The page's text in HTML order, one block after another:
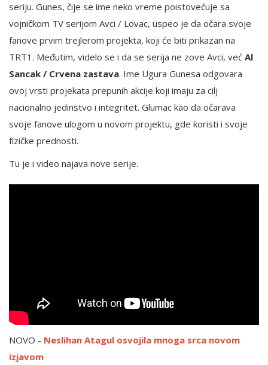
seriju. Gunes, čije se ime neko vreme poistovećuje sa
vojničkom TV serijom Avci / Lovac, uspeo je da očara svoje
fanove prvim trejlerom projekta, koji će biti prikazan na
TRT1. Međutim, videlo se i da se serija ne zove Avci, već Al
Sancak / Crvena zastava. Ime Ugura Gunesa odgovara
ovoj vrsti projekata prepunih akcije koji imaju za cilj
nacionalno jedinstvo i integritet. Glumac kao da očarava
svoje fanove ulogom u novom projektu, gde koristi i svoje
fizičke prednosti.
Tu je i video najava nove serije.
NOVO - Neslihan Atagul osvojila mnoga srca novom
izjavom